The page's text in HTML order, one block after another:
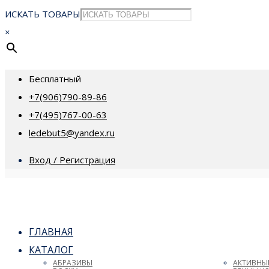
ИСКАТЬ ТОВАРЫ
×
Бесплатный
+7(906)790-89-86
+7(495)767-00-63
ledebut5@yandex.ru
Вход / Регистрация
ГЛАВНАЯ
КАТАЛОГ
АБРАЗИВЫ